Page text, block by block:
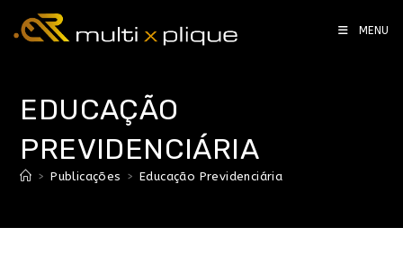
MENU
EDUCAÇÃO
PREVIDENCIÁRIA
> Publicações > Educação Previdenciária